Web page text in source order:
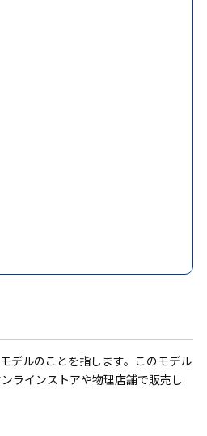
デルのことを指します。このモデル
ラインストアや物理店舗で販売し